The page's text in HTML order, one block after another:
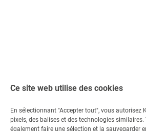
Ce site web utilise des cookies
En sélectionnant "Accepter tout", vous autorisez
pixels, des balises et des technologies
également faire une sélection et la sauvegarder